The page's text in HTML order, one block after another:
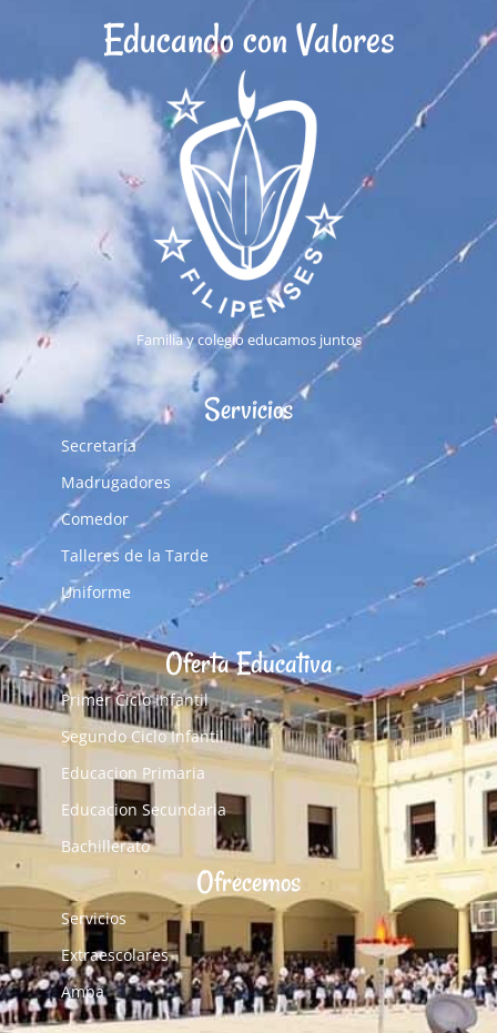
Educando con Valores
Familia y colegio educamos juntos
Servicios
Secretaría
Madrugadores
Comedor
Talleres de la Tarde
Uniforme
Oferta Educativa
Primer Ciclo Infantil
Segundo Ciclo Infantil
Educacion Primaria
Educacion Secundaria
Bachillerato
Ofrecemos
Servicios
Extraescolares
Ampa